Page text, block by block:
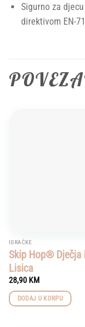
Sigurno za
direktivom EN-71
IGRAČKE
Skip Hop® Dječja
Lisica
28,90 KM
DODAJ U KORPU